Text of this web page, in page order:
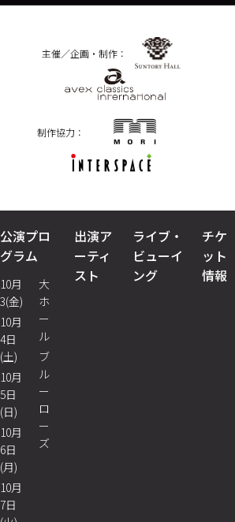
主催／企画・制作：
制作協力：
公演プロ
グラム
10月
3(金)
10月
4日
(土)
10月
5日
(日)
10月
6日
(月)
10月
7日
大
ホ
ー
ル
ブ
ル
ー
ロ
ー
ズ
出演ア
ーティ
スト
ライブ・
ビューイ
ング
チケ
ット
情報